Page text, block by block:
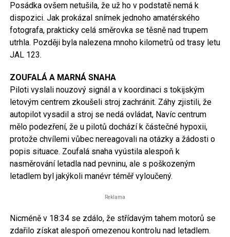
Posádka ovšem netušila, že už ho v podstatě nemá k
dispozici. Jak prokázal snímek jednoho amatérského
fotografa, prakticky celá směrovka se těsně nad trupem
utrhla. Později byla nalezena mnoho kilometrů od trasy letu
JAL 123.
ZOUFALÁ A MARNÁ SNAHA
Piloti vyslali nouzový signál a v koordinaci s tokijským
letovým centrem zkoušeli stroj zachránit. Záhy zjistili, že
autopilot vysadil a stroj se nedá ovládat, Navíc centrum
mělo podezření, že u pilotů dochází k částečné hypoxii,
protože chvílemi vůbec nereagovali na otázky a žádosti o
popis situace. Zoufalá snaha vyústila alespoň k
nasměrování letadla nad pevninu, ale s poškozeným
letadlem byl jakýkoli manévr téměř vyloučený.
Reklama
Nicméně v 18:34 se zdálo, že střídavým tahem motorů se
zdařilo získat alespoň omezenou kontrolu nad letadlem.